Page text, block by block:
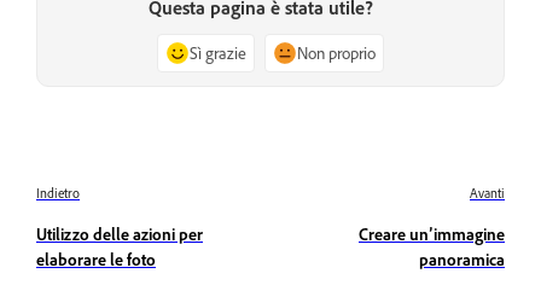
Questa pagina è stata utile?
Sì grazie Non proprio
Indietro
Utilizzo delle azioni per
elaborare le foto
Avanti
Creare un’immagine
panoramica